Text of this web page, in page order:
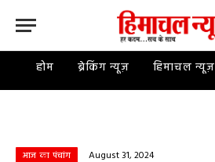
होम ब्रेकिंग न्यूज़ हिमाचल न्यूज़
आज का पंचांग August 31, 2024